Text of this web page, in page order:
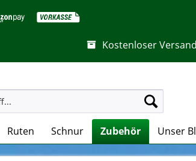
Kostenloser
Ruten Schnur Zubehör Unser